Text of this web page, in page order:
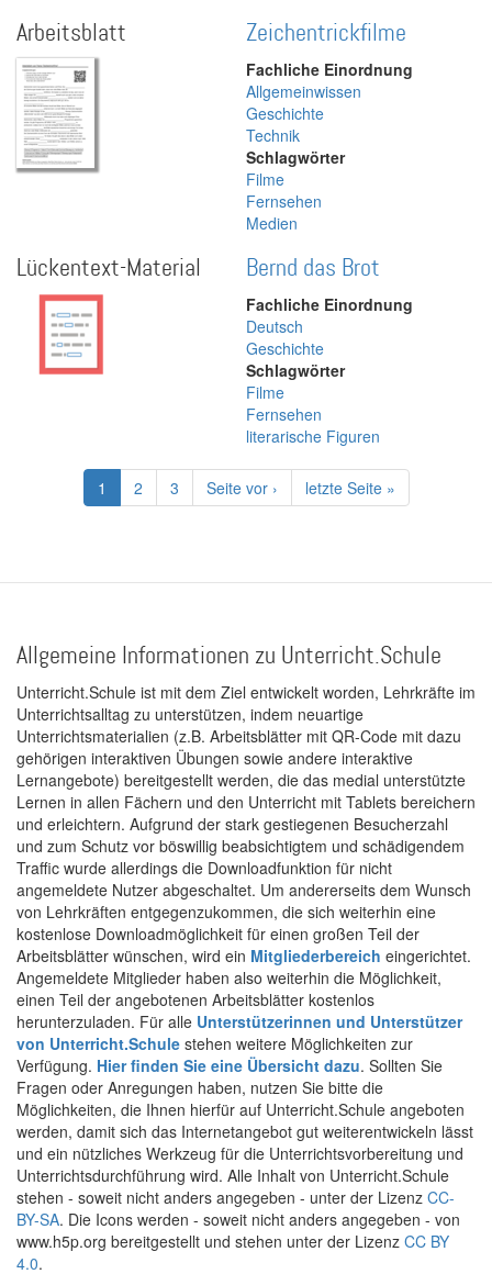
Arbeitsblatt Zeichentrickfilme
Fachliche Einordnung
Allgemeinwissen
Geschichte
Technik
Schlagwörter
Filme
Fernsehen
Medien
Lückentext-Material Bernd das Brot
Fachliche Einordnung
Deutsch
Geschichte
Schlagwörter
Filme
Fernsehen
literarische Figuren
Seitennummerierung
Aktuelle
Seite
1 Page
2 Page
3
Nächste
Seite
Seite vor ›
Letzte
Seite
letzte Seite »
Allgemeine Informationen zu Unterricht.Schule
Unterricht.Schule ist mit dem Ziel entwickelt worden, Lehrkräfte im
Unterrichtsalltag zu unterstützen, indem neuartige
Unterrichtsmaterialien (z.B. Arbeitsblätter mit QR-Code mit dazu
gehörigen interaktiven Übungen sowie andere interaktive
Lernangebote) bereitgestellt werden, die das medial unterstützte
Lernen in allen Fächern und den Unterricht mit Tablets bereichern
und erleichtern. Aufgrund der stark gestiegenen Besucherzahl
und zum Schutz vor böswillig beabsichtigtem und schädigendem
Traffic wurde allerdings die Downloadfunktion für nicht
angemeldete Nutzer abgeschaltet. Um andererseits dem Wunsch
von Lehrkräften entgegenzukommen, die sich weiterhin eine
kostenlose Downloadmöglichkeit für einen großen Teil der
Arbeitsblätter wünschen, wird ein Mitgliederbereich eingerichtet.
Angemeldete Mitglieder haben also weiterhin die Möglichkeit,
einen Teil der angebotenen Arbeitsblätter kostenlos
herunterzuladen. Für alle Unterstützerinnen und Unterstützer
von Unterricht.Schule stehen weitere Möglichkeiten zur
Verfügung. Hier finden Sie eine Übersicht dazu. Sollten Sie
Fragen oder Anregungen haben, nutzen Sie bitte die
Möglichkeiten, die Ihnen hierfür auf Unterricht.Schule angeboten
werden, damit sich das Internetangebot gut weiterentwickeln lässt
und ein nützliches Werkzeug für die Unterrichtsvorbereitung und
Unterrichtsdurchführung wird. Alle Inhalt von Unterricht.Schule
stehen - soweit nicht anders angegeben - unter der Lizenz CC-
BY-SA. Die Icons werden - soweit nicht anders angegeben - von
www.h5p.org bereitgestellt und stehen unter der Lizenz CC BY
4.0.